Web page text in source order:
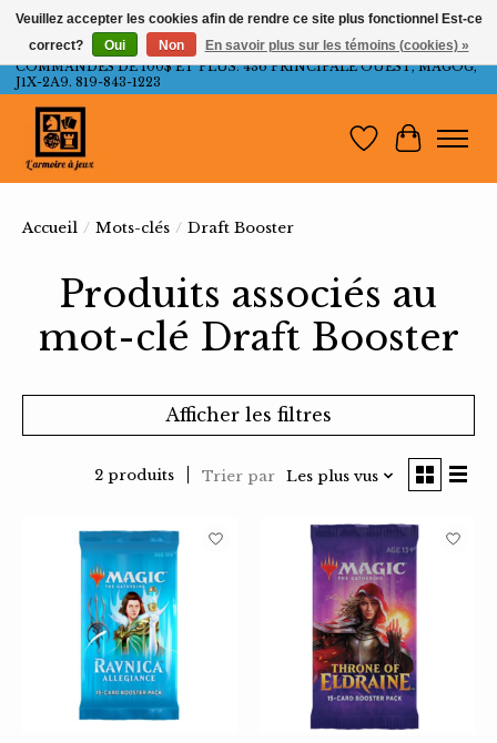
LIVRAISON GRATUITE AU QUÉBEC ET ONTARIO POUR LES
COMMANDES DE 100$ ET PLUS. 436 PRINCIPALE OUEST, MAGOG,
J1X-2A9. 819-843-1223
Liste dePanier
Accueil / Mots-clés / Draft Booster
Produits associés au
mot-clé Draft Booster
Afficher les filtres
2 produits Trier par Les plus vus
Veuillez accepter les cookies afin de rendre ce site plus fonctionnel Est-ce
correct?
Oui Non En savoir plus sur les témoins (cookies) »